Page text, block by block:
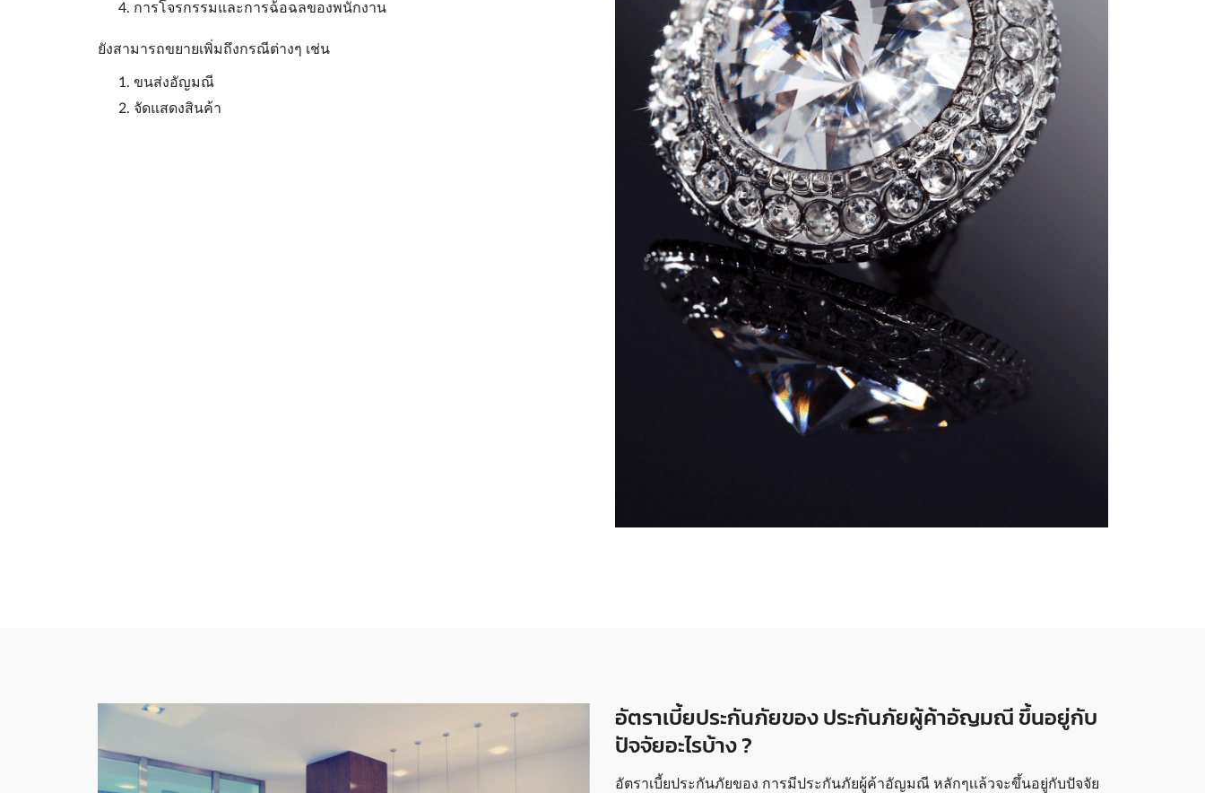
การโจรกรรมและการฉ้อฉลของพนักงาน
ยังสามารถขยายเพิ่มถึงกรณีต่างๆ เช่น
ขนส่งอัญมณี
จัดแสดงสินค้า
อัตราเบี้ยประกันภัยของ ประกันภัยผู้ค้าอัญมณี ขึ้นอยู่กับ
ปัจจัยอะไรบ้าง ?
อัตราเบี้ยประกันภัยของ การมีประกันภัยผู้ค้าอัญมณี หลักๆเเล้วจะขึ้นอยู่กับปัจจัย